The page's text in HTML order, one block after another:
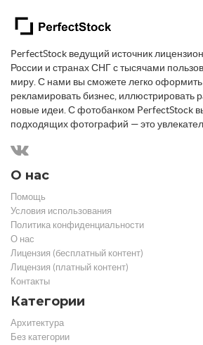
PerfectStock ведущий источник
России и странах СНГ с тысячами
миру. С нами вы сможете легко оформить
рекламировать бизнес, иллюстрировать
новые идеи. С фотобанком PerfectStock
подходящих фотографий — это
О нас
Помощь
Условия использования
Политика конфиденциальности
О нас
Лицензия (бесплатный контент)
Лицензия (платный контент)
Контакты
Категории
Архитектура
Без категории